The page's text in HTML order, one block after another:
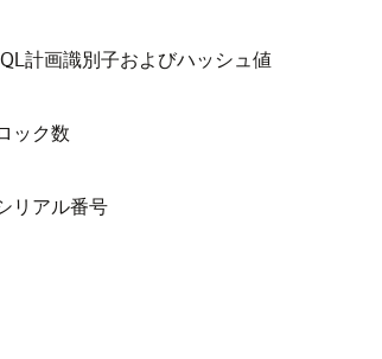
計画識別子およびハッシュ値
ック数
リアル番号